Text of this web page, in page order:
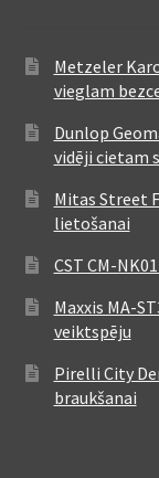
Metzeler
vieglam
Dunlop
vidēji cietam
Mitas Street
lietošanai
CST CM-
Maxxis MA-
veiktspēju
Pirelli City
braukšanai